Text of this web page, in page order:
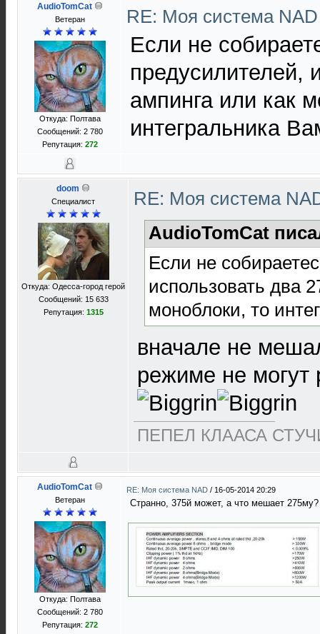
AudioTomCat
Ветеран
Откуда: Полтава
Сообщений: 2 780
Репутация: 272
RE: Моя система
Если не
предусилителей,
ампинга или как
интегральника
doom
Специалист
Откуда: Одесса-город герой
Сообщений: 15 633
Репутация: 1315
RE: Моя система
AudioTomCat
Если не
использовать два
моноблоки, то
вначале не
режиме не могут
ПЕПЕЛ КЛААСА
AudioTomCat
Ветеран
Откуда: Полтава
Сообщений: 2 780
Репутация: 272
RE: Моя система NAD / 16-05-2014 20:29
Странно, 375й может, а что мешает